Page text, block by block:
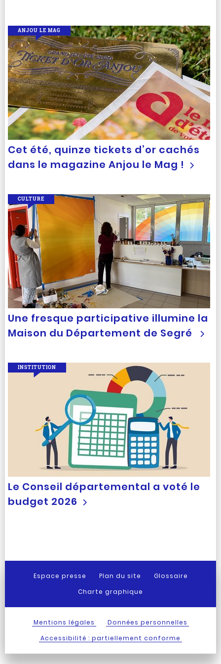
Cet été, quinze tickets d’or cachés
dans le magazine Anjou le Mag !
ANJOU LE MAG
Une fresque participative illumine la
Maison du Département de Segré
CULTURE
Le Conseil départemental a voté le
budget 2026
INSTITUTION
Espace presse Plan du site
Glossaire
Charte graphique
Mentions légales
Données personnelles
Accessibilité : partiellement conforme